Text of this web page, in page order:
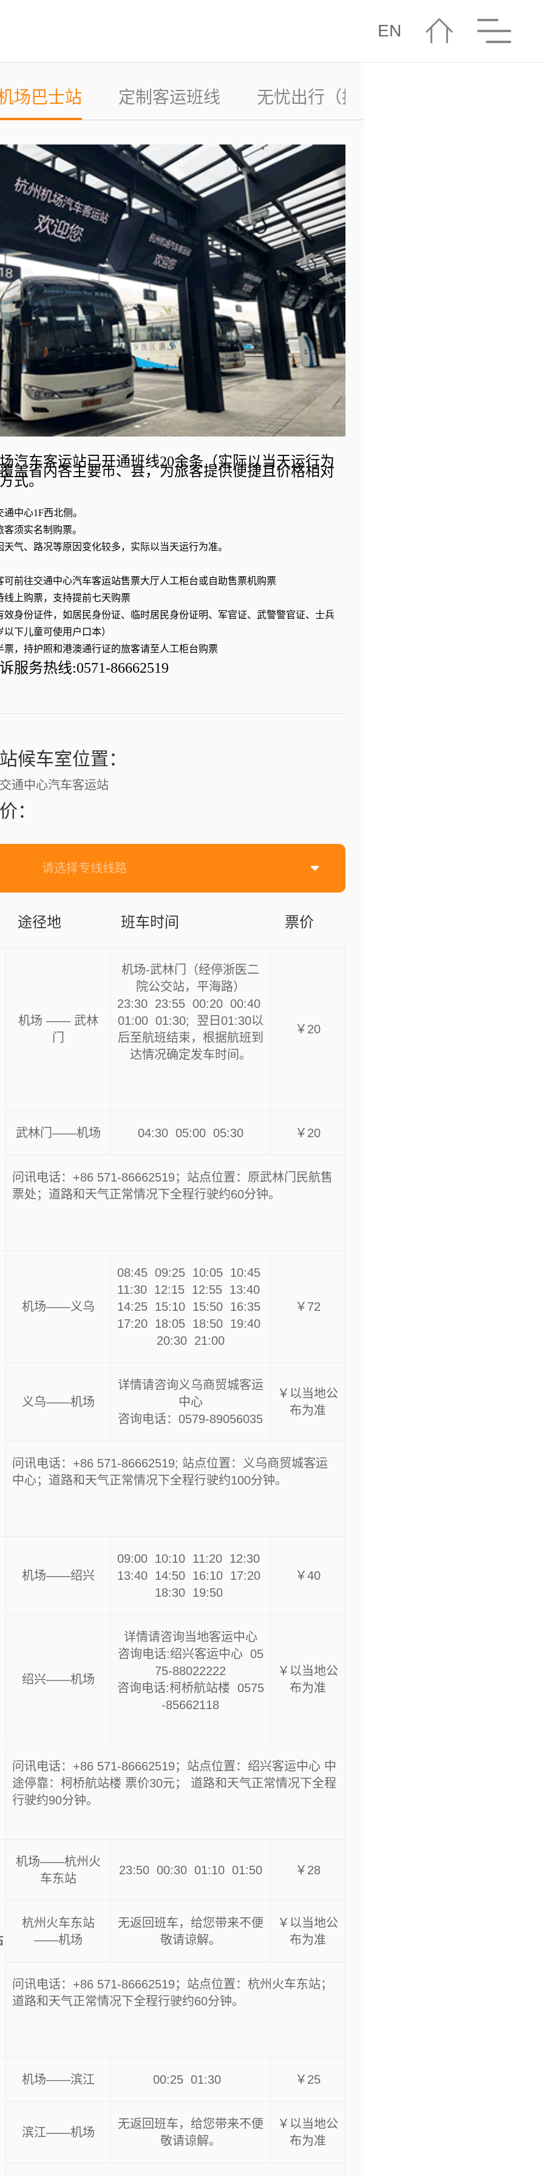
EN
场巴士站 定制客运班线 无忧出行（拼车、包车）
汽车客运站已开通班线20余条（实际以当天运行为
盖省内各主要市、县，为旅客提供便捷且价格相对
式。
中心1F西北侧。
须实名制购票。
天气、路况等原因变化较多，实际以当天运行为准。
前往交通中心汽车客运站售票大厅人工柜台或自助售票机购票
上购票，支持提前七天购票
身份证件，如居民身份证、临时居民身份证明、军官证、武警警官证、士兵
下儿童可使用户口本）
，持护照和港澳通行证的旅客请至人工柜台购票
服务热线:0571-86662519
候车室位置：
通中心汽车客运站
：
请选择专线线路
途径地 班车时间 票价
机场 —— 武林
门
机场-武林门（经停浙医二
院公交站，平海路）
23:30 23:55 00:20 00:40
01:00 01:30; 翌日01:30以
后至航班结束，根据航班到
达情况确定发车时间。
￥20
武林门——机场 04:30 05:00 05:30 ￥20
问讯电话：+86 571-86662519；站点位置：原武林门民航售
票处；道路和天气正常情况下全程行驶约60分钟。
机场——义乌
08:45 09:25 10:05 10:45
11:30 12:15 12:55 13:40
14:25 15:10 15:50 16:35
17:20 18:05 18:50 19:40
20:30 21:00
￥72
义乌——机场
详情请咨询义乌商贸城客运
中心
咨询电话：0579-89056035
￥以当地公
布为准
问讯电话：+86 571-86662519; 站点位置：义乌商贸城客运
中心；道路和天气正常情况下全程行驶约100分钟。
机场——绍兴
09:00 10:10 11:20 12:30
13:40 14:50 16:10 17:20
18:30 19:50
￥40
绍兴——机场
详情请咨询当地客运中心
咨询电话:绍兴客运中心 05
75-88022222
咨询电话:柯桥航站楼 0575
-85662118
￥以当地公
布为准
问讯电话：+86 571-86662519；站点位置：绍兴客运中心 中
途停靠：柯桥航站楼 票价30元； 道路和天气正常情况下全程
行驶约90分钟。
机场——杭州火
车东站
23:50 00:30 01:10 01:50 ￥28
杭州火车东站
——机场
无返回班车，给您带来不便
敬请谅解。
￥以当地公
布为准
问讯电话：+86 571-86662519；站点位置：杭州火车东站；
道路和天气正常情况下全程行驶约60分钟。
机场——滨江 00:25 01:30 ￥25
滨江——机场
无返回班车，给您带来不便
敬请谅解。
￥以当地公
布为准